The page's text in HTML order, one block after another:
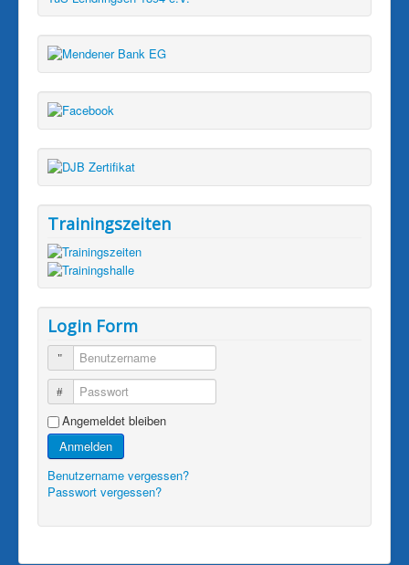
Betreff*
Eine Kopie dieser Mail erhalten
Captcha*
E-Mail senden
Trainingszeiten
Login Form
Benutzername
Passwort
Angemeldet bleiben
Anmelden
Benutzername vergessen?
Passwort vergessen?